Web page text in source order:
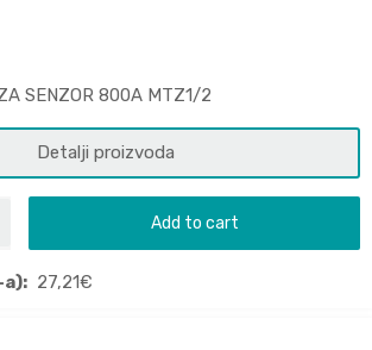
SENZOR 800A MTZ1/2
Detalji proizvoda
Add to cart
a): 27,21€